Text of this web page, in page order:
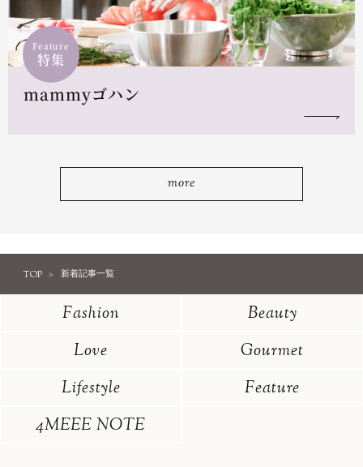
Feature
特集
mammyゴハン
more
TOP 新着記事一覧
Fashion
Beauty
Love
Gourmet
Lifestyle
Feature
4MEEE NOTE